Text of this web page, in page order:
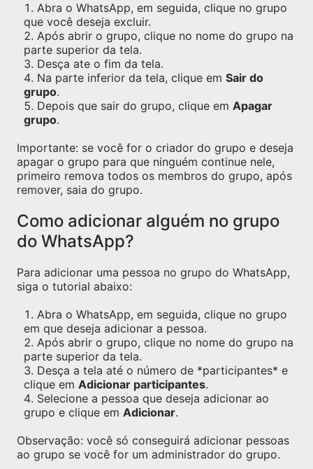
Abra o WhatsApp, em seguida, clique no grupo
que você deseja excluir.
Após abrir o grupo, clique no nome do grupo na
parte superior da tela.
Desça ate o fim da tela.
Na parte inferior da tela, clique em Sair do
grupo.
Depois que sair do grupo, clique em Apagar
grupo.
Importante: se você for o criador do grupo e deseja
apagar o grupo para que ninguém continue nele,
primeiro remova todos os membros do grupo, após
remover, saia do grupo.
Como adicionar alguém no grupo
do WhatsApp?
Para adicionar uma pessoa no grupo do WhatsApp,
siga o tutorial abaixo:
Abra o WhatsApp, em seguida, clique no grupo
em que deseja adicionar a pessoa.
Após abrir o grupo, clique no nome do grupo na
parte superior da tela.
Desça a tela até o número de *participantes* e
clique em Adicionar participantes.
Selecione a pessoa que deseja adicionar ao
grupo e clique em Adicionar.
Observação: você só conseguirá adicionar pessoas
ao grupo se você for um administrador do grupo.